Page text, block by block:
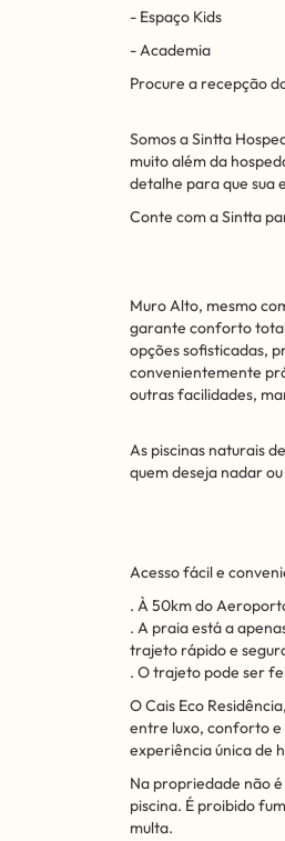
- Espaço Kids
- Academia
Procure a recepção
Somos a Sintta
muito além da
detalhe para que sua
Conte com a Sintta
Muro Alto, mesmo
garante conforto
opções sofisticadas,
convenientemente
outras facilidades,
As piscinas naturais
quem deseja nadar
Acesso fácil e
. À 50km do
. A praia está a
trajeto rápido e
. O trajeto pode ser
O Cais Eco
entre luxo, conforto e
experiência única de
Na propriedade não
piscina. É proibido
multa.